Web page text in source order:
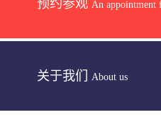
预约参观 An appointment
关于我们 About us